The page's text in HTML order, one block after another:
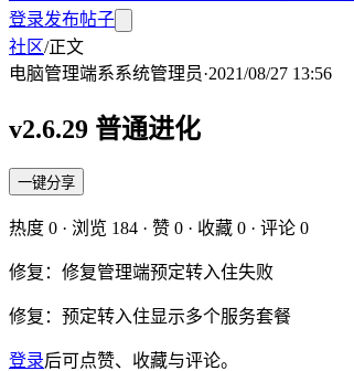
登录发布帖子
社区/正文
电脑管理端系系统管理员·2021/08/27 13:56
v2.6.29 普通进化
一键分享
热度 0 · 浏览 184 · 赞 0 · 收藏 0 · 评论 0
修复：修复管理端预定转入住失败
修复：预定转入住显示多个服务套餐
登录后可点赞、收藏与评论。